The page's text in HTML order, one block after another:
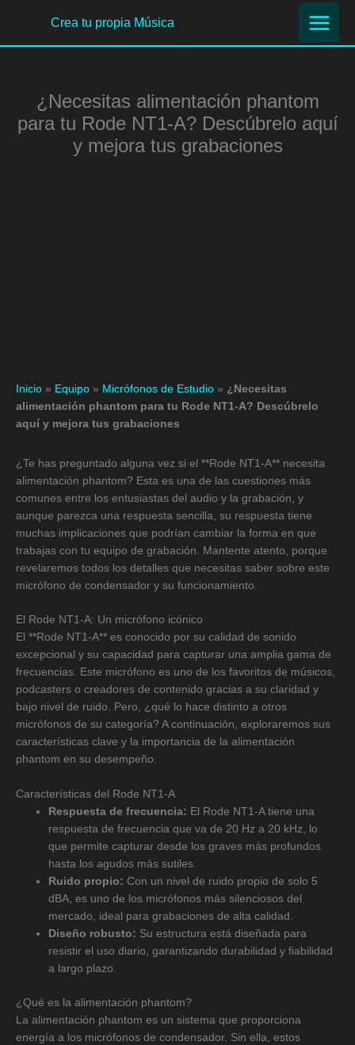
contenido
Crea tu propia Música
¿Necesitas alimentación phantom
para tu Rode NT1-A? Descúbrelo aquí
y mejora tus grabaciones
Inicio » Equipo » Micrófonos de Estudio » ¿Necesitas
alimentación phantom para tu Rode NT1-A? Descúbrelo
aquí y mejora tus grabaciones
¿Te has preguntado alguna vez si el **Rode NT1-A** necesita
alimentación phantom? Esta es una de las cuestiones más
comunes entre los entusiastas del audio y la grabación, y
aunque parezca una respuesta sencilla, su respuesta tiene
muchas implicaciones que podrían cambiar la forma en que
trabajas con tu equipo de grabación. Mantente atento, porque
revelaremos todos los detalles que necesitas saber sobre este
micrófono de condensador y su funcionamiento.
El Rode NT1-A: Un micrófono icónico
El **Rode NT1-A** es conocido por su calidad de sonido
excepcional y su capacidad para capturar una amplia gama de
frecuencias. Este micrófono es uno de los favoritos de músicos,
podcasters o creadores de contenido gracias a su claridad y
bajo nivel de ruido. Pero, ¿qué lo hace distinto a otros
micrófonos de su categoría? A continuación, exploraremos sus
características clave y la importancia de la alimentación
phantom en su desempeño.
Características del Rode NT1-A
Respuesta de frecuencia: El Rode NT1-A tiene una
respuesta de frecuencia que va de 20 Hz a 20 kHz, lo
que permite capturar desde los graves más profundos
hasta los agudos más sutiles.
Ruido propio: Con un nivel de ruido propio de solo 5
dBA, es uno de los micrófonos más silenciosos del
mercado, ideal para grabaciones de alta calidad.
Diseño robusto: Su estructura está diseñada para
resistir el uso diario, garantizando durabilidad y fiabilidad
a largo plazo.
¿Qué es la alimentación phantom?
La alimentación phantom es un sistema que proporciona
energía a los micrófonos de condensador. Sin ella, estos